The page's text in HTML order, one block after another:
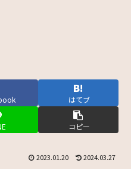
はてブ
コピー
2023.01.20 2024.03.27